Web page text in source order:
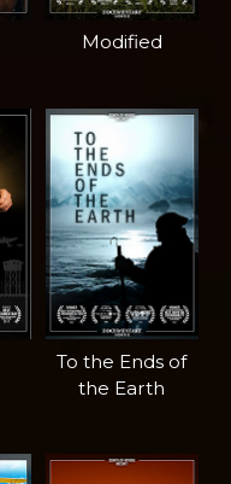
Modified
To the Ends of
the Earth